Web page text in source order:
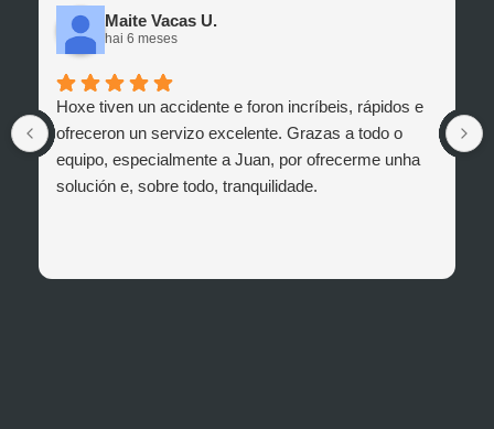
Maite Vacas U.
hai 6 meses
Hoxe tiven un accidente e foron incríbeis, rápidos e
ofreceron un servizo excelente. Grazas a todo o
equipo, especialmente a Juan, por ofrecerme unha
solución e, sobre todo, tranquilidade.